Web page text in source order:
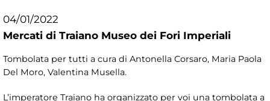
04/01/2022
Mercati di Traiano Museo dei Fori Imperiali
Tombolata per tutti a cura di Antonella Corsaro, Maria Paola
Del Moro, Valentina Musella.
L’imperatore Traiano ha organizzato per voi una tombolata a